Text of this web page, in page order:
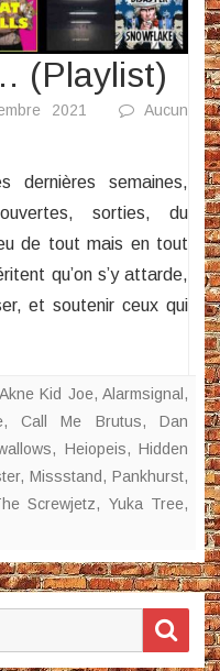
(Playlist)
2021
Aucun
dernières semaines,
sorties, du
de tout mais en tout
qu’on s’y attarde,
et soutenir ceux qui
Akne Kid Joe,Alarmsignal,
,Call Me Brutus,Dan
, Heiopeis, Hidden
,Missstand,Pankhurst,
Screwjetz, Yuka Tree,